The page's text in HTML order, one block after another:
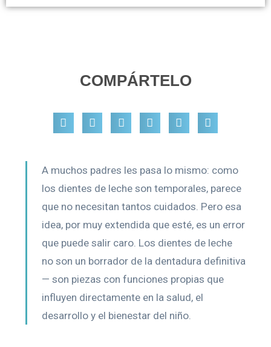
COMPÁRTELO
A muchos padres les pasa lo mismo: como
los dientes de leche son temporales, parece
que no necesitan tantos cuidados. Pero esa
idea, por muy extendida que esté, es un error
que puede salir caro. Los dientes de leche
no son un borrador de la dentadura definitiva
— son piezas con funciones propias que
influyen directamente en la salud, el
desarrollo y el bienestar del niño.